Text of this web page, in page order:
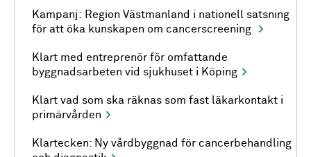
Kampanj: Region Västmanland i nationell satsning
för att öka kunskapen om cancerscreening
Klart med entreprenör för omfattande
byggnadsarbeten vid sjukhuset i Köping
Klart vad som ska räknas som fast läkarkontakt i
primärvården
Klartecken: Ny vårdbyggnad för cancerbehandling